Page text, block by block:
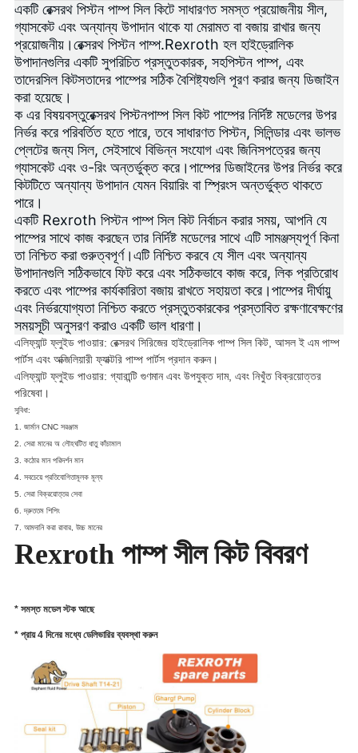
একটি রেক্সরথ পিস্টন পাম্প সিল কিটে সাধারণত সমস্ত প্রয়োজনীয় সীল,
গ্যাসকেট এবং অন্যান্য উপাদান থাকে যা মেরামত বা বজায় রাখার জন্য
প্রয়োজনীয়।রেক্সরথ পিস্টন পাম্প.Rexroth হল হাইড্রোলিক
উপাদানগুলির একটি সুপরিচিত প্রস্তুতকারক, সহপিস্টন পাম্প, এবং
তাদেরসিল কিটসতাদের পাম্পের সঠিক বৈশিষ্ট্যগুলি পূরণ করার জন্য ডিজাইন
করা হয়েছে।
ক এর বিষয়বস্তুরেক্সরথ পিস্টনপাম্প সিল কিট পাম্পের নির্দিষ্ট মডেলের উপর
নির্ভর করে পরিবর্তিত হতে পারে, তবে সাধারণত পিস্টন, সিলিন্ডার এবং ভালভ
প্লেটের জন্য সিল, সেইসাথে বিভিন্ন সংযোগ এবং জিনিসপত্রের জন্য
গ্যাসকেট এবং ও-রিং অন্তর্ভুক্ত করে।পাম্পের ডিজাইনের উপর নির্ভর করে
কিটটিতে অন্যান্য উপাদান যেমন বিয়ারিং বা স্প্রিংস অন্তর্ভুক্ত থাকতে
পারে।
একটি Rexroth পিস্টন পাম্প সিল কিট নির্বাচন করার সময়, আপনি যে
পাম্পের সাথে কাজ করছেন তার নির্দিষ্ট মডেলের সাথে এটি সামঞ্জস্যপূর্ণ কিনা
তা নিশ্চিত করা গুরুত্বপূর্ণ।এটি নিশ্চিত করবে যে সীল এবং অন্যান্য
উপাদানগুলি সঠিকভাবে ফিট করে এবং সঠিকভাবে কাজ করে, লিক প্রতিরোধ
করতে এবং পাম্পের কার্যকারিতা বজায় রাখতে সহায়তা করে।পাম্পের দীর্ঘায়ু
এবং নির্ভরযোগ্যতা নিশ্চিত করতে প্রস্তুতকারকের প্রস্তাবিত রক্ষণাবেক্ষণের
সময়সূচী অনুসরণ করাও একটি ভাল ধারণা।
এলিফ্যান্ট ফ্লুইড পাওয়ার: রেক্সরথ সিরিজের হাইড্রোলিক পাম্প সিল কিট, আসল ই এম পাম্প
পার্টস এবং অক্জিলিয়ারী ফ্যাক্টরি পাম্প পার্টস প্রদান করুন।
এলিফ্যান্ট ফ্লুইড পাওয়ার: গ্যারান্টি গুণমান এবং উপযুক্ত দাম, এবং নিখুঁত বিক্রয়োত্তর
পরিষেবা।
সুবিধা:
1. জার্মান CNC সরঞ্জাম
2. সেরা মানের অ লৌহঘটিত ধাতু কাঁচামাল
3. কঠোর মান পরিদর্শন মান
4. সবচেয়ে প্রতিযোগিতামূলক মূল্য
5. সেরা বিক্রয়োত্তর সেবা
6. দ্রুততম শিপিং
7. আমদানি করা রাবার, উচ্চ মানের
Rexroth পাম্প সীল কিট বিবরণ
* সমস্ত মডেল স্টক আছে
* প্রায় 4 দিনের মধ্যে ডেলিভারির ব্যবস্থা করুন